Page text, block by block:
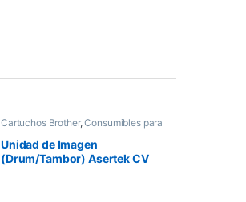
Cartuchos Brother,Consumibles para
Unidad de Imagen
(Drum/Tambor) Asertek CV